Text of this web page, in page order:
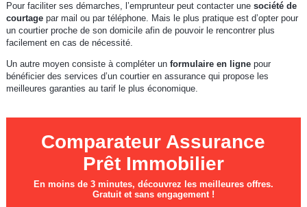
Pour faciliter ses démarches, l’emprunteur peut contacter une société de
courtagepar mail ou par téléphone. Mais le plus pratique est d’opter pour
un courtier proche de son domicile afin de pouvoir le rencontrer plus
facilement en cas de nécessité.
Un autre moyen consiste à compléter un formulaire en lignepour
bénéficier des services d’un courtier en assurance qui propose les
meilleures garanties au tarif le plus économique.
Comparateur Assurance
Prêt Immobilier
En moins de 3 minutes, découvrez les meilleures offres.
Gratuit et sans engagement !